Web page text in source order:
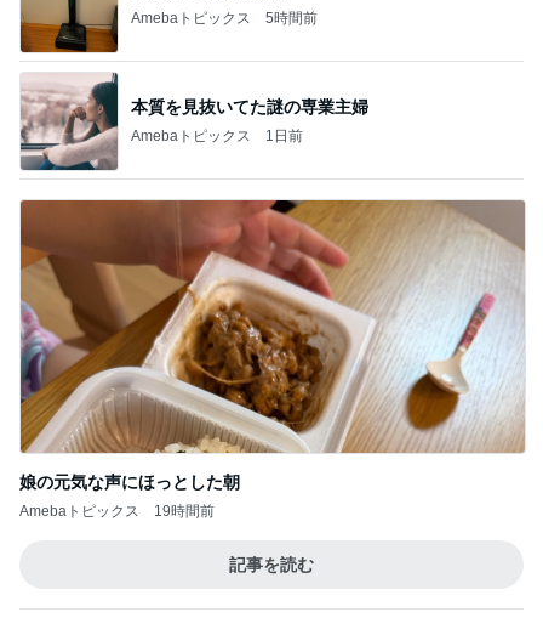
Amebaトピックス 5時間前
本質を見抜いてた謎の専業主婦
Amebaトピックス 1日前
娘の元気な声にほっとした朝
Amebaトピックス 19時間前
記事を読む